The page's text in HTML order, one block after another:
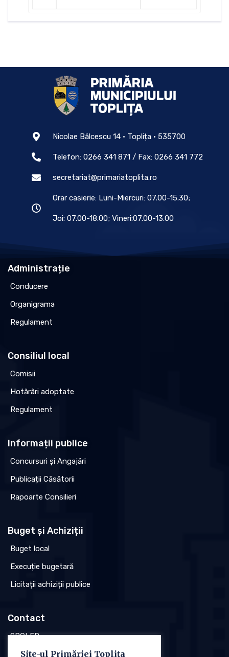
Nicolae Bălcescu 14 • Toplița • 535700
Telefon: 0266 341 871 / Fax: 0266 341 772
secretariat@primariatoplita.ro
Orar casierie: Luni-Miercuri: 07.00-15.30;
Joi: 07.00-18.00; Vineri:07.00-13.00
Administrație
Conducere
Organigrama
Regulament
Consiliul local
Comisii
Hotărâri adoptate
Regulament
Informații publice
Concursuri și Angajări
Publicații Căsătorii
Rapoarte Consilieri
Buget și Achiziții
Buget local
Execuție bugetară
Licitații achiziții publice
Contact
SPCLEP
Stare civilă
Site-ul Primăriei Toplița